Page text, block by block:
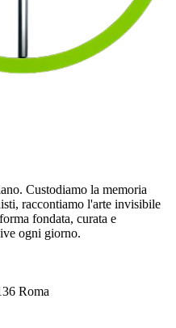
Custodiamo la memoria
raccontiamo l'arte invisibile
fondata, curata e
ogni giorno.
Roma